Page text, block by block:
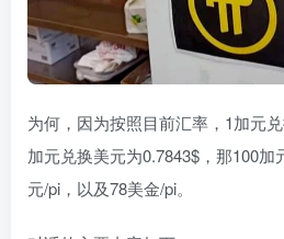
为何，因为按照目前汇率，1加元
加元兑换美元为0.7843$，那100加
元/pi，以及78美金/pi。